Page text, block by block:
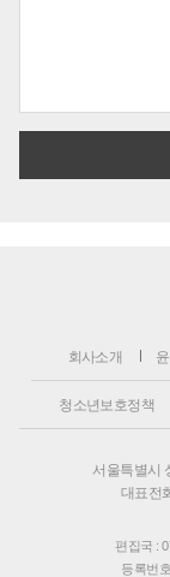
회사소개
청소년보호정책
서울특별시
대표전
편집국 :
등록번